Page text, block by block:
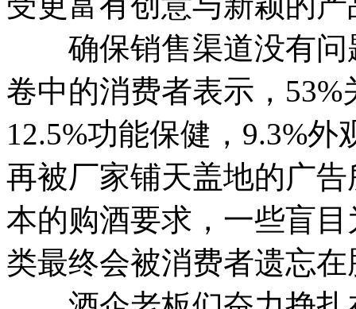
确保销售渠道没有问
卷中的消费者表示，
12.5%功能保健，9.3%
再被厂家铺天盖地的广
本的购酒要求，一些盲
类最终会被消费者遗忘在